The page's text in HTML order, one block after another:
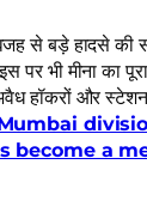
से बड़े हादसे की
भी मीना का पूरा
हॉकरों और स्टेशन
become a